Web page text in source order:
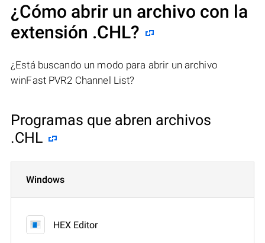
¿Cómo abrir un archivo con la
extensión .CHL?
¿Está buscando un modo para abrir un archivo
winFast PVR2 Channel List?
Programas que abren archivos
.CHL
Windows
HEX Editor